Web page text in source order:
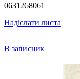
0631268061
Надіслати листа
В записник